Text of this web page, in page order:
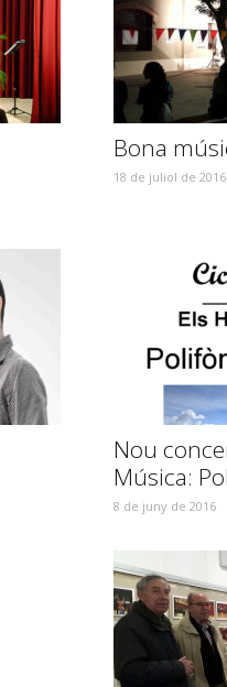
Bona
18 de juliol de 2016
Nou
Música:
8 de juny de 2016